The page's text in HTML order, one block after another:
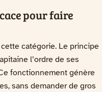
pour faire
catégorie. Le principe
l’ordre de ses
fonctionnement génère
sans demander de gros